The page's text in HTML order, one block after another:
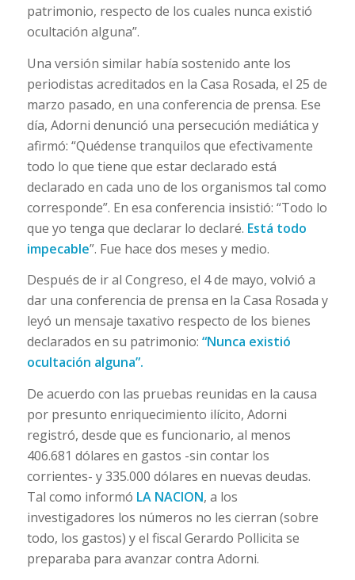
patrimonio, respecto de los cuales nunca existió
ocultación alguna”.
Una versión similar había sostenido ante los
periodistas acreditados en la Casa Rosada, el 25 de
marzo pasado, en una conferencia de prensa. Ese
día, Adorni denunció una persecución mediática y
afirmó: “Quédense tranquilos que efectivamente
todo lo que tiene que estar declarado está
declarado en cada uno de los organismos tal como
corresponde”. En esa conferencia insistió: “Todo lo
que yo tenga que declarar lo declaré. Está todo
impecable”. Fue hace dos meses y medio.
Después de ir al Congreso, el 4 de mayo, volvió a
dar una conferencia de prensa en la Casa Rosada y
leyó un mensaje taxativo respecto de los bienes
declarados en su patrimonio: “Nunca existió
ocultación alguna”.
De acuerdo con las pruebas reunidas en la causa
por presunto enriquecimiento ilícito, Adorni
registró, desde que es funcionario, al menos
406.681 dólares en gastos -sin contar los
corrientes- y 335.000 dólares en nuevas deudas.
Tal como informó LA NACION, a los
investigadores los números no les cierran (sobre
todo, los gastos) y el fiscal Gerardo Pollicita se
preparaba para avanzar contra Adorni.